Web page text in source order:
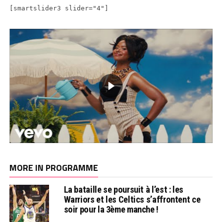
[smartslider3 slider="4"]
MORE IN PROGRAMME
La bataille se poursuit à l’est : les
Warriors et les Celtics s’affrontent ce
soir pour la 3ème manche !